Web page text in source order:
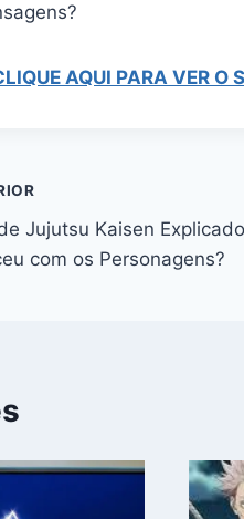
AQUI PARA VER O
Jujutsu Kaisen
com os Personagens?